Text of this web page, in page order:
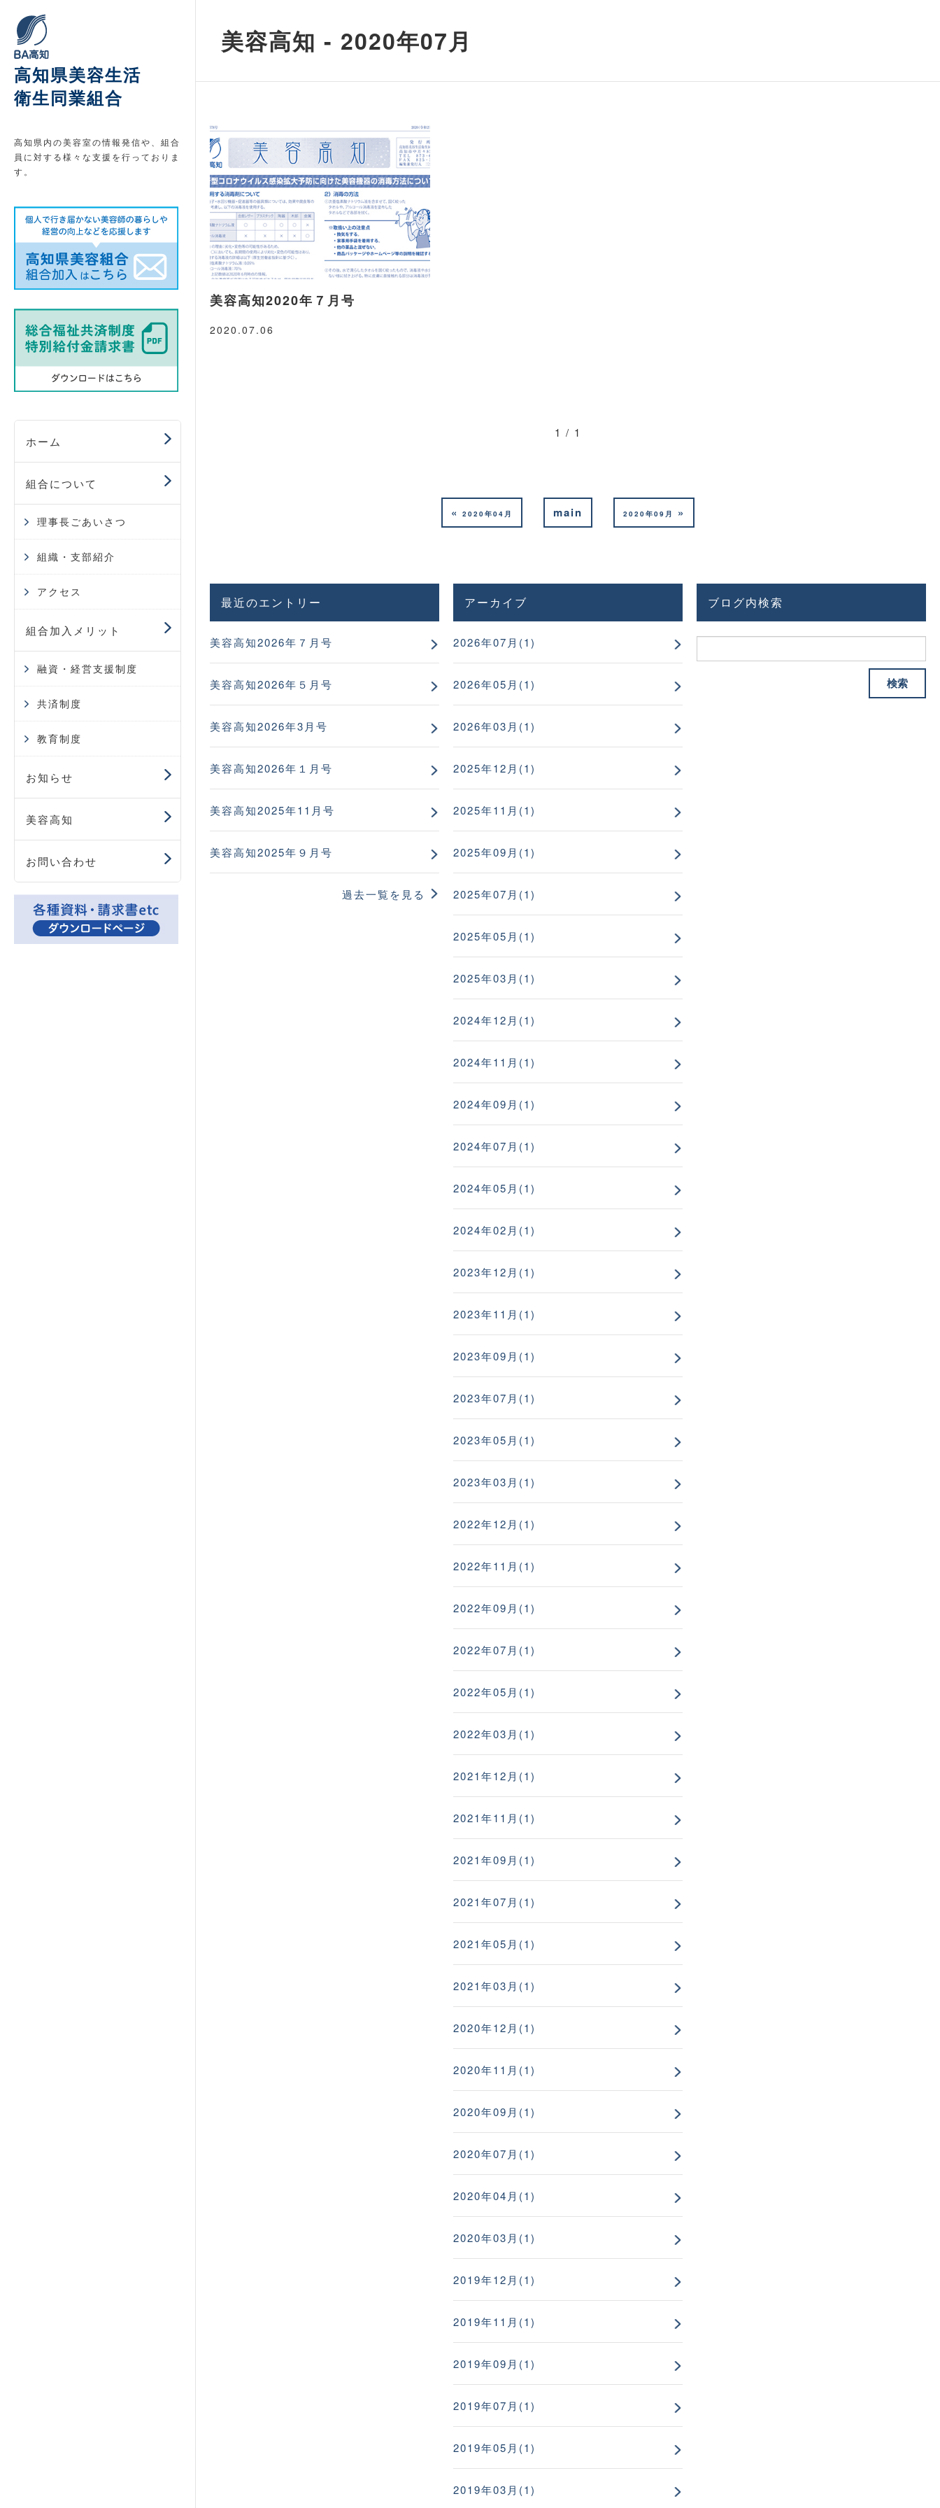
高知県美容生活
衛生同業組合
高知県内の美容室の情報発信や、組合
員に対する様々な支援を行っておりま
す。
ホーム
組合について
理事長ごあいさつ
組織・支部紹介
アクセス
組合加入メリット
融資・経営支援制度
共済制度
教育制度
お知らせ
美容高知
お問い合わせ
美容高知 - 2020年07月
美容高知2020年７月号
2020.07.06
1 / 1
« 2020年04月 main 2020年09月 »
最近のエントリー
美容高知2026年７月号
美容高知2026年５月号
美容高知2026年3月号
美容高知2026年１月号
美容高知2025年11月号
美容高知2025年９月号
過去一覧を見る
アーカイブ
2026年07月(1)
2026年05月(1)
2026年03月(1)
2025年12月(1)
2025年11月(1)
2025年09月(1)
2025年07月(1)
2025年05月(1)
2025年03月(1)
2024年12月(1)
2024年11月(1)
2024年09月(1)
2024年07月(1)
2024年05月(1)
2024年02月(1)
2023年12月(1)
2023年11月(1)
2023年09月(1)
2023年07月(1)
2023年05月(1)
2023年03月(1)
2022年12月(1)
2022年11月(1)
2022年09月(1)
2022年07月(1)
2022年05月(1)
2022年03月(1)
2021年12月(1)
2021年11月(1)
2021年09月(1)
2021年07月(1)
2021年05月(1)
2021年03月(1)
2020年12月(1)
2020年11月(1)
2020年09月(1)
2020年07月(1)
2020年04月(1)
2020年03月(1)
2019年12月(1)
2019年11月(1)
2019年09月(1)
2019年07月(1)
2019年05月(1)
2019年03月(1)
ブログ内検索